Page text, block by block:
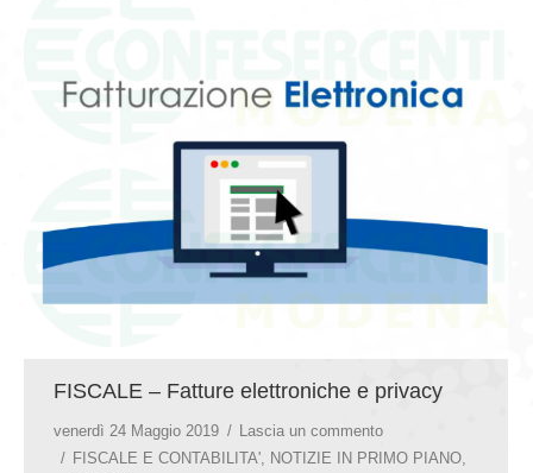
GIOVEDÌ GASTRONOMICI
COMUNICATI E NEWS
CONTATTI
FISCALE – Fatture elettroniche e privacy
venerdì 24 Maggio 2019
Lascia un commento
FISCALE E CONTABILITA', NOTIZIE IN PRIMO PIANO,